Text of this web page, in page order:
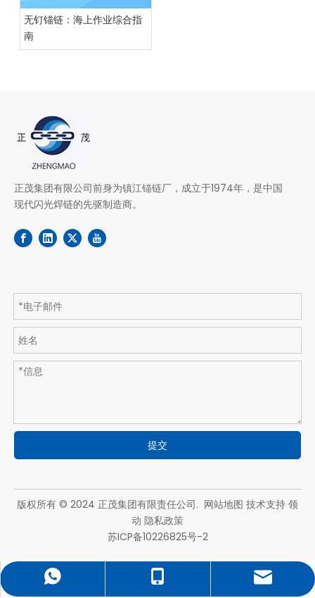
无钉锚链：海上作业综合指
南
正茂集团有限公司前身为镇江锚链厂，成立于1974年，是中国
现代闪光焊链的先驱制造商。
提交
13852943903
13852943903
xiezhen@zhengmao.net.cn
版权所有 © 2024 正茂集团有限责任公司. 网站地图 技术支持 领
动 隐私政策
苏ICP备10226825号-2